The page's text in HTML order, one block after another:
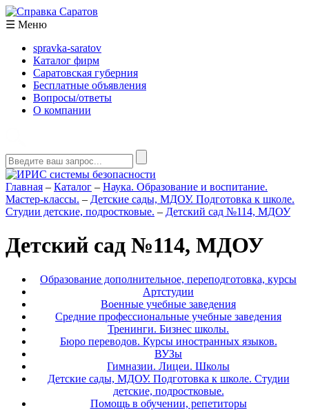
☰ Меню
spravka-saratov
Каталог фирм
Саратовская губерния
Бесплатные объявления
Вопросы/ответы
О компании
Главная – Каталог – Наука. Образование и воспитание.
Мастер-классы. – Детские сады, МДОУ. Подготовка к школе.
Студии детские, подростковые. – Детский сад №114, МДОУ
Детский сад №114, МДОУ
Образование дополнительное, переподготовка, курсы
Артстудии
Военные учебные заведения
Средние профессиональные учебные заведения
Тренинги. Бизнес школы.
Бюро переводов. Курсы иностранных языков.
ВУЗы
Гимназии. Лицеи. Школы
Детские сады, МДОУ. Подготовка к школе. Студии
детские, подростковые.
Помощь в обучении, репетиторы